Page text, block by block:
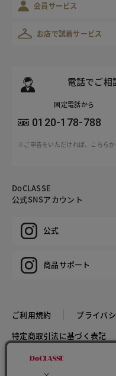
会員サービス
お店で試着サービス
電話でご相
固定電話から
0120-178-788
※ご申告をいただければ、こちら
DoCLASSE
公式SNSアカウント
公式
商品サポート
ご利用規約
プライバ
特定商取引法に基づく表記
COPYRIGHT © DoCLASSE ALL